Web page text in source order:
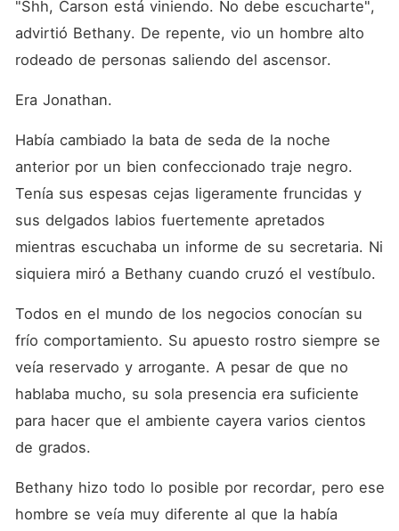
"Shh, Carson está viniendo. No debe escucharte",
advirtió Bethany. De repente, vio un hombre alto
rodeado de personas saliendo del ascensor.
Era Jonathan.
Había cambiado la bata de seda de la noche
anterior por un bien confeccionado traje negro.
Tenía sus espesas cejas ligeramente fruncidas y
sus delgados labios fuertemente apretados
mientras escuchaba un informe de su secretaria. Ni
siquiera miró a Bethany cuando cruzó el vestíbulo.
Todos en el mundo de los negocios conocían su
frío comportamiento. Su apuesto rostro siempre se
veía reservado y arrogante. A pesar de que no
hablaba mucho, su sola presencia era suficiente
para hacer que el ambiente cayera varios cientos
de grados.
Bethany hizo todo lo posible por recordar, pero ese
hombre se veía muy diferente al que la había